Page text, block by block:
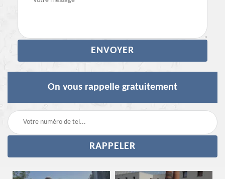
On vous rappelle gratuitement